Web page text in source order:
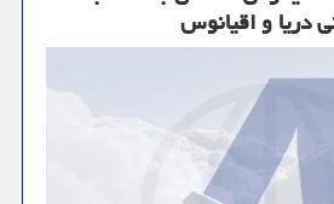
دریا و اقیانوس